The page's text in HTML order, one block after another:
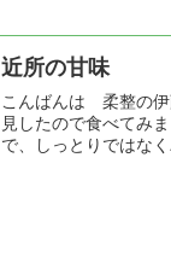
近所の甘味
こんばんは 柔整の伊
見したので食べてみ
で、しっとりではな